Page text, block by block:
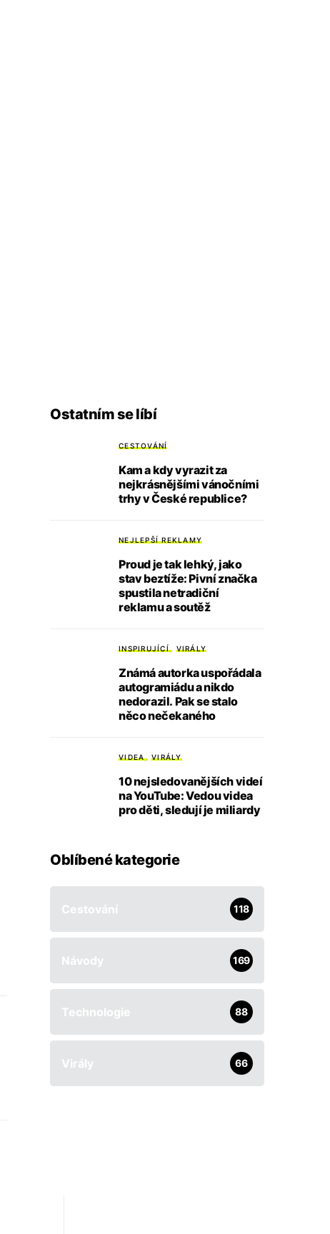
Ostatním se líbí
CESTOVÁNÍ
Kam a kdy vyrazit za
nejkrásnějšími vánočními
trhy v České republice?
NEJLEPŠÍ REKLAMY
Proud je tak lehký, jako
stav beztíže: Pivní značka
spustila netradiční
reklamu a soutěž
INSPIRUJÍCÍ VIRÁLY
Známá autorka uspořádala
autogramiádu a nikdo
nedorazil. Pak se stalo
něco nečekaného
VIDEA VIRÁLY
10 nejsledovanějších videí
na YouTube: Vedou videa
pro děti, sledují je miliardy
Oblíbené kategorie
Cestování 118
Návody 169
Technologie 88
Virály 66